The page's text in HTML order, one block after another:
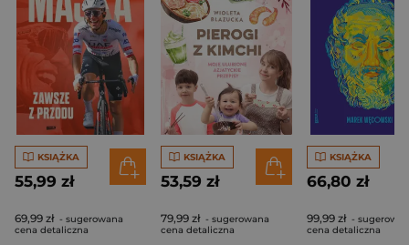
KSIĄŻKA
55,99 zł
69,99 zł - sugerowana
cena detaliczna
KSIĄŻKA
53,59 zł
79,99 zł - sugerowana
cena detaliczna
KSIĄŻKA
66,80 zł
99,99 zł -
cena detaliczna